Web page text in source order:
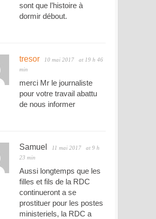
sont que l’histoire à
dormir débout.
tresor 10 mai 2017
at 19 h 46
min
merci Mr le journaliste
pour votre travail abattu
de nous informer
Samuel 11 mai 2017
at 9 h
23 min
Aussi longtemps que les
filles et fils de la RDC
continueront a se
prostituer pour les postes
ministeriels, la RDC a